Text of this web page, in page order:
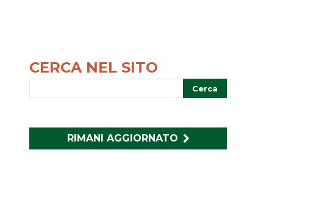
CERCA NEL SITO
RIMANI AGGIORNATO